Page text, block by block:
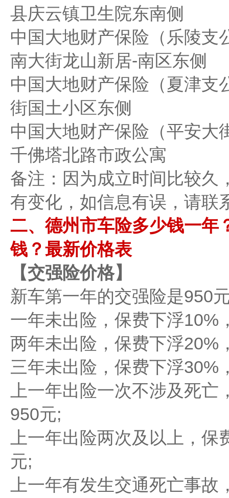
县庆云镇卫生院东南侧
中国大地财产保险（乐陵支
南大街龙山新居-南区东侧
中国大地财产保险（夏津支
街国土小区东侧
中国大地财产保险（平安大
千佛塔北路市政公寓
备注：因为成立时间比较久
有变化，如信息有误，请联
二、德州市车险多少钱一年
钱？最新价格表
【交强险价格】
新车第一年的交强险是950
一年未出险，保费下浮10%
两年未出险，保费下浮20%
三年未出险，保费下浮30%
上一年出险一次不涉及死
950元;
上一年出险两次及以上，
元;
上一年有发生交通死亡事